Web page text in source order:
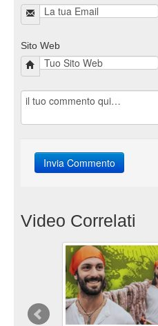
Sito Web
Video Correlati